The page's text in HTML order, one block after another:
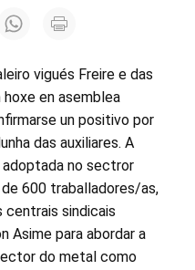
vigués Freire e das
en asemblea
un positivo por
das auxiliares. A
no sectror
600 traballadores/as,
centrais sindicais
Asime para abordar a
do metal como